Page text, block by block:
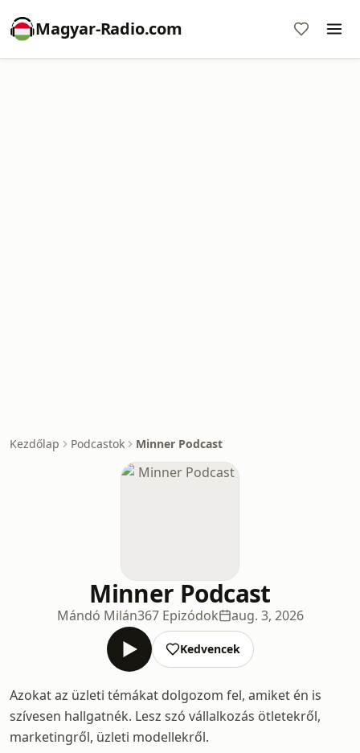
Magyar-Radio.com
Kezdőlap Podcastok Minner Podcast
Minner Podcast
Mándó Milán367 Epizódok aug. 3, 2026
Kedvencek
Azokat az üzleti témákat dolgozom fel, amiket én is
szívesen hallgatnék. Lesz szó vállalkozás ötletekről,
marketingről, üzleti modellekről.